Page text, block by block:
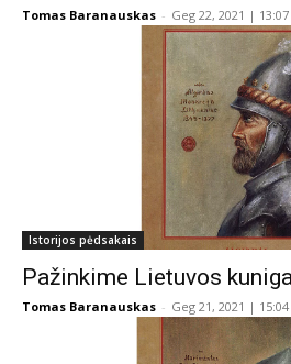
Tomas Baranauskas - Geg 22, 2021 | 13:07
Istorijos pėdsakais
Pažinkime Lietuvos
Tomas Baranauskas - Geg 21, 2021 | 15:04